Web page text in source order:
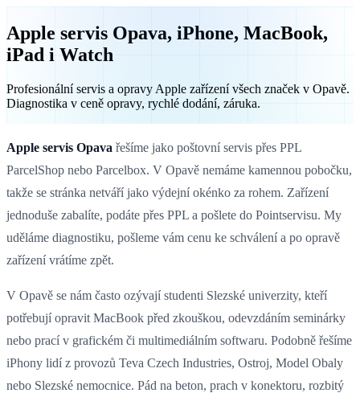
Apple servis Opava, iPhone, MacBook,
iPad i Watch
Profesionální servis a opravy Apple zařízení všech značek v Opavě.
Diagnostika v ceně opravy, rychlé dodání, záruka.
Apple servis Opava řešíme jako poštovní servis přes PPL
ParcelShop nebo Parcelbox. V Opavě nemáme kamennou pobočku,
takže se stránka netváří jako výdejní okénko za rohem. Zařízení
jednoduše zabalíte, podáte přes PPL a pošlete do Pointservisu. My
uděláme diagnostiku, pošleme vám cenu ke schválení a po opravě
zařízení vrátíme zpět.
V Opavě se nám často ozývají studenti Slezské univerzity, kteří
potřebují opravit MacBook před zkouškou, odevzdáním seminárky
nebo prací v grafickém či multimediálním softwaru. Podobně řešíme
iPhony lidí z provozů Teva Czech Industries, Ostroj, Model Obaly
nebo Slezské nemocnice. Pád na beton, prach v konektoru, rozbitý